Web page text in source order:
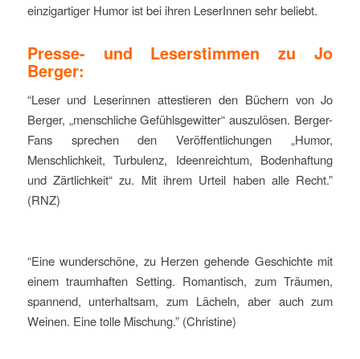
einzigartiger Humor ist bei ihren LeserInnen sehr beliebt.
Presse- und Leserstimmen zu Jo
Berger:
“Leser und Leserinnen attestieren den Büchern von Jo
Berger, „menschliche Gefühlsgewitter“ auszulösen. Berger-
Fans sprechen den Veröffentlichungen „Humor,
Menschlichkeit, Turbulenz, Ideenreichtum, Bodenhaftung
und Zärtlichkeit“ zu. Mit ihrem Urteil haben alle Recht.”
(RNZ)
“Eine wunderschöne, zu Herzen gehende Geschichte mit
einem traumhaften Setting. Romantisch, zum Träumen,
spannend, unterhaltsam, zum Lächeln, aber auch zum
Weinen. Eine tolle Mischung.” (Christine)